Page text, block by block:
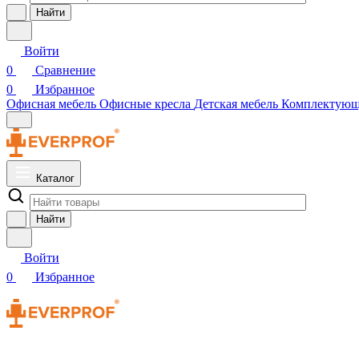
Найти
Войти
0
Сравнение
0
Избранное
Офисная мебель Офисные кресла Детская мебель
Каталог
Найти
Войти
0
Избранное